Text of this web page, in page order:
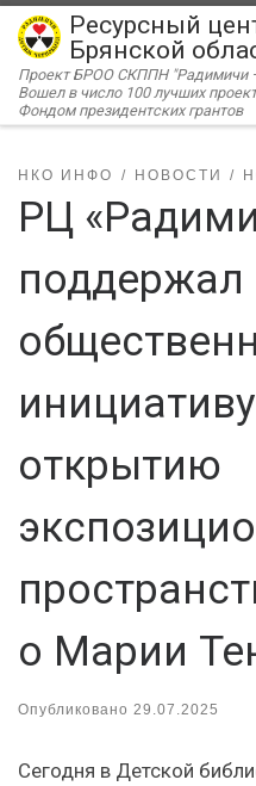
Перейти к содержимому
Ресурсный
Брянской
Проект БРОО СКППН "Радимичи
Вошел в число 100 лучших
Фондом президентских грантов
НКО ИНФО НОВОСТИ
РЦ
поддержал
открытию
о Марии
Опубликовано 29.07.2025
Сегодня в Детской